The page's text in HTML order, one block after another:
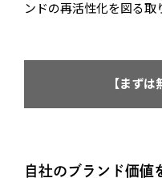
ンドの再活性化を図る取
【まずは
自社のブランド価値